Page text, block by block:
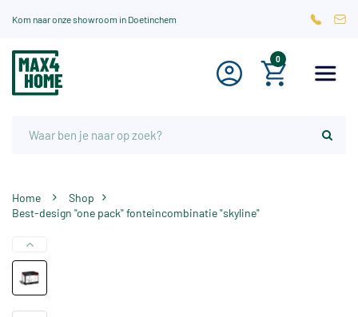
Kom naar onze showroom in Doetinchem
0
Home
Shop
Best-design "one pack" fonteincombinatie "skyline"